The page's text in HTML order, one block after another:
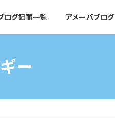
ログ記事一覧 アメーバブログ
ー